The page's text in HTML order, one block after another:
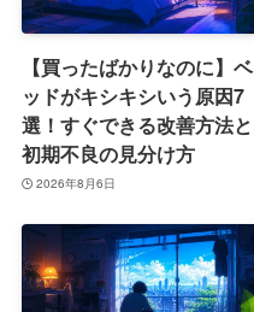
【買ったばかりなのに】ベ
ッドがキシキシいう原因7
選！すぐできる改善方法と
初期不良の見分け方
2026年8月6日